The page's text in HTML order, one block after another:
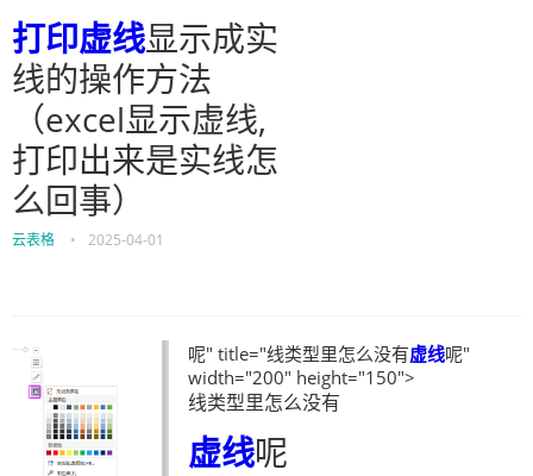
打印虚线显示成实
线的操作方法
（excel显示虚线,
打印出来是实线怎
么回事）
云表格 • 2025-04-01
呢" title="线类型里怎么没有虚线呢"
width="200" height="150">
线类型里怎么没有
虚线呢